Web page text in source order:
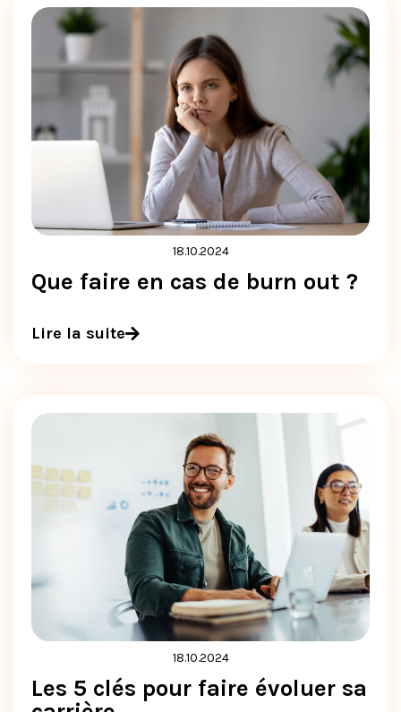
18.10.2024
Que faire en cas de burn out ?
Lire la suite
18.10.2024
Les 5 clés pour faire évoluer sa